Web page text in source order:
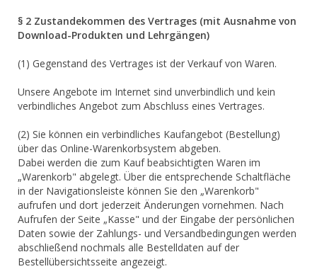
§ 2 Zustandekommen des Vertrages (mit Ausnahme von
Download-Produkten und Lehrgängen)
(1) Gegenstand des Vertrages ist der Verkauf von Waren.
Unsere Angebote im Internet sind unverbindlich und kein
verbindliches Angebot zum Abschluss eines Vertrages.
(2) Sie können ein verbindliches Kaufangebot (Bestellung)
über das Online-Warenkorbsystem abgeben.
Dabei werden die zum Kauf beabsichtigten Waren im
„Warenkorb" abgelegt. Über die entsprechende Schaltfläche
in der Navigationsleiste können Sie den „Warenkorb"
aufrufen und dort jederzeit Änderungen vornehmen. Nach
Aufrufen der Seite „Kasse" und der Eingabe der persönlichen
Daten sowie der Zahlungs- und Versandbedingungen werden
abschließend nochmals alle Bestelldaten auf der
Bestellübersichtsseite angezeigt.